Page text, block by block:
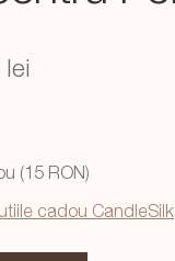
lei
64,99 lei.
(15 RON)
cadou CandleSilk